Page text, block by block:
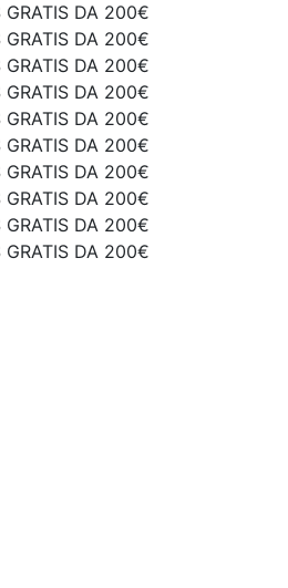
GRATIS DA 200€
GRATIS DA 200€
GRATIS DA 200€
GRATIS DA 200€
GRATIS DA 200€
GRATIS DA 200€
GRATIS DA 200€
GRATIS DA 200€
GRATIS DA 200€
GRATIS DA 200€